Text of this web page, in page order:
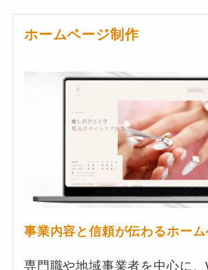
ホームページ制作
事業内容と信頼が伝わるホー
専門職や地域事業者を中心に